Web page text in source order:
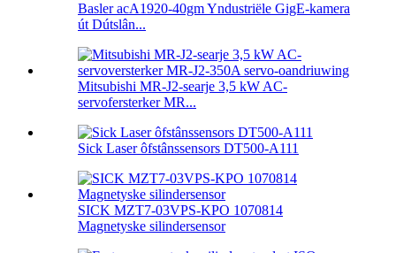
Basler acA1920-40gm Yndustriële GigE-kamera
út Dútslân...
Mitsubishi MR-J2-searje 3,5 kW AC-
servofersterker MR...
Sick Laser ôfstânssensors DT500-A111
SICK MZT7-03VPS-KPO 1070814
Magnetyske silindersensor